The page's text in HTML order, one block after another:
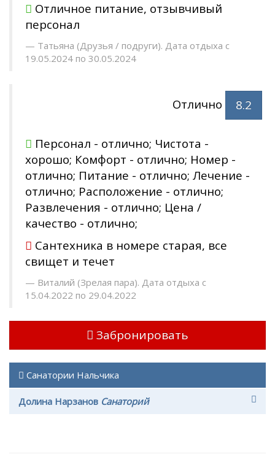
Отличное питание, отзывчивый
персонал
Татьяна (Друзья / подруги). Дата отдыха с
19.05.2024 по 30.05.2024
Отлично 8.2
Персонал - отлично; Чистота -
хорошо; Комфорт - отлично; Номер -
отлично; Питание - отлично; Лечение -
отлично; Расположение - отлично;
Развлечения - отлично; Цена /
качество - отлично;
Сантехника в номере старая, все
свищет и течет
Виталий (Зрелая пара). Дата отдыха с
15.04.2022 по 29.04.2022
Забронировать
Санатории Нальчика
Долина Нарзанов Санаторий